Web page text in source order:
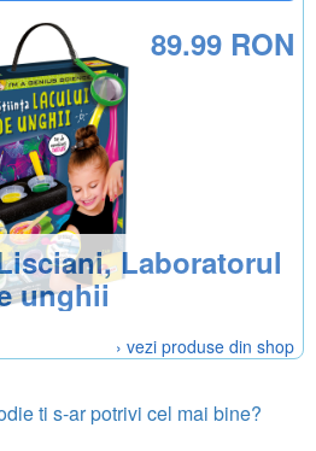
Laboratorul
unghii
89.99 RON
› vezi produse din shop
ti s-ar potrivi cel mai bine?